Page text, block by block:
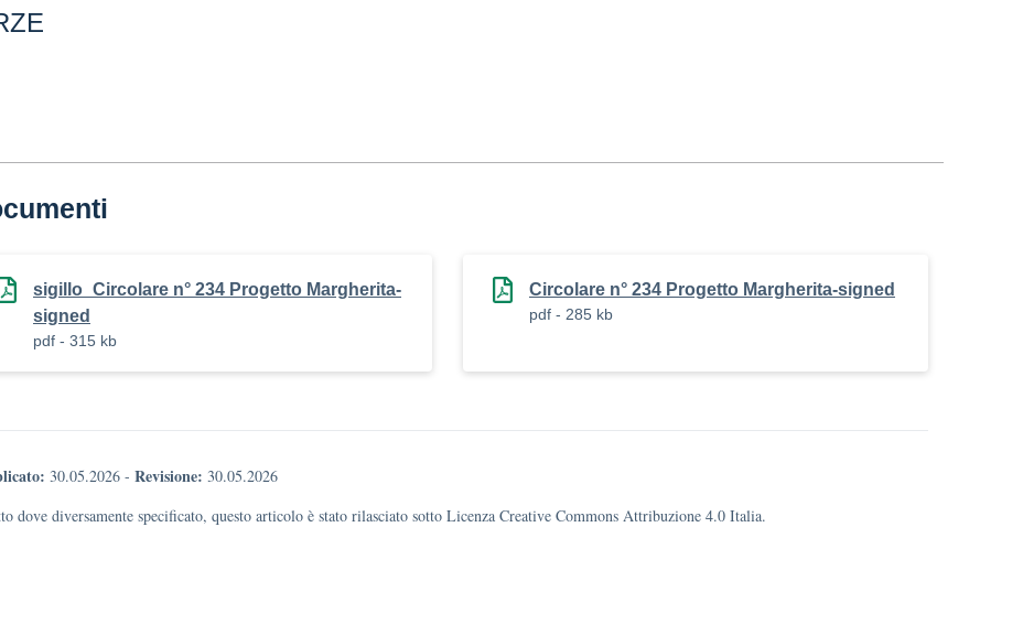
sigillo_Circolare n° 234 Progetto Margherita-
signed
pdf - 315 kb
Circolare n° 234 Progetto Margherita-signed
pdf - 285 kb
30.05.2026 - Revisione: 30.05.2026
dove diversamente specificato, questo articolo è stato rilasciato sotto Licenza Creative Commons Attribuzione 4.0 Italia.